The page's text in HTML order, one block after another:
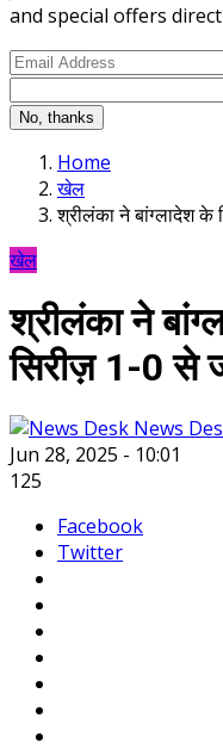
and special offers
No, thanks
Home
खेल
श्रीलंका ने बांग्लादेश
खेल
श्रीलंका ने
सिरीज़ 1-0 से
News
Jun 28, 2025 - 10:01
125
Facebook
Twitter